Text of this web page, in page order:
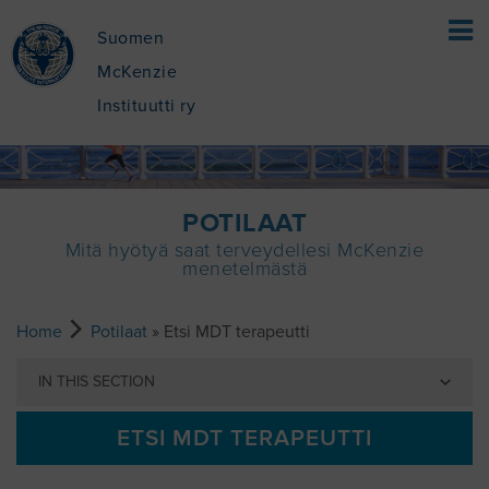
Suomen
McKenzie
Instituutti ry
HOME
POTILAAT
MIKÄ ON MCKENZIE MENETELMÄ®
TERAPIA® (MDT)?
MITÄ MCKENZIE MENETELMÄ (MDT)
TERAPEUTIT
MCKENZIE MENETELMÄN PÄÄPIIRTEET
KOULUTUS
POTILAAT
Mitä hyötyä saat terveydellesi McKenzie
menetelmästä
Home Potilaat » Etsi MDT terapeutti
IN THIS SECTION
ETSI MDT TERAPEUTTI